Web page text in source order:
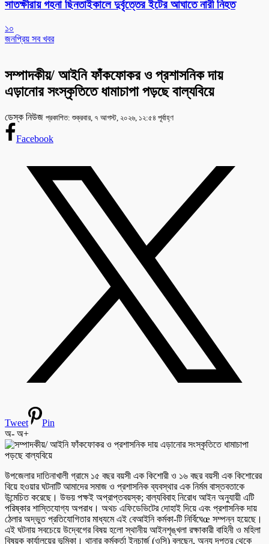
সাতক্ষীরায় গহনা ছিনতাইকালে দুর্বৃত্তের ইটের আঘাতে নারী নিহত
১০
জনপ্রিয় সব খবর
সম্পাদকীয়/ আইনি ফাঁকফোকর ও প্রশাসনিক দায়
এড়ানোর সংস্কৃতিতে ধামাচাপা পড়ছে বাল্যবিয়ে
ডেস্ক নিউজ প্রকাশিত: শুক্রবার, ৭ আগস্ট, ২০২৬, ১২:৫৪ পূর্বাহ্ণ
Facebook
Tweet
Pin
অ- অ+
উপজেলার দাতিনাখালী গ্রামে ১৫ বছর বয়সী এক কিশোরী ও ১৬ বছর বয়সী এক কিশোরের
বিয়ে হওয়ার ঘটনাটি আমাদের সমাজ ও প্রশাসনিক ব্যবস্থার এক নির্মম বাস্তবতাকে
উন্মেচিত করেছে। উভয় পক্ষই অপ্রাপ্তবয়স্ক; বাল্যবিবাহ নিরোধ আইন অনুযায়ী এটি
পরিষ্কার শাস্তিযোগ্য অপরাধ। অথচ এফিডেভিটের দোহাই দিয়ে এবং প্রশাসনিক দায়
ঠেলার অদ্ভুত প্রতিযোগিতার মাধ্যমে এই বেআইনি কর্মকা-টি নির্বিঘেœ সম্পন্ন হয়েছে।
এই ঘটনায় সবচেয়ে উদ্বেগের বিষয় হলো স্থানীয় আইনশৃঙ্খলা রক্ষাকারী বাহিনী ও মহিলা
বিষয়ক কার্যালয়ের ভূমিকা। থানার কর্মকর্তা ইনচার্জ (ওসি) বলছেন, অন্য দপ্তর থেকে